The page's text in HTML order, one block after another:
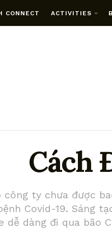
CONNECT ACTIVITIES
Cách
công ty chưa được
Covid-19. Sáng
dễ dàng đi qua bão